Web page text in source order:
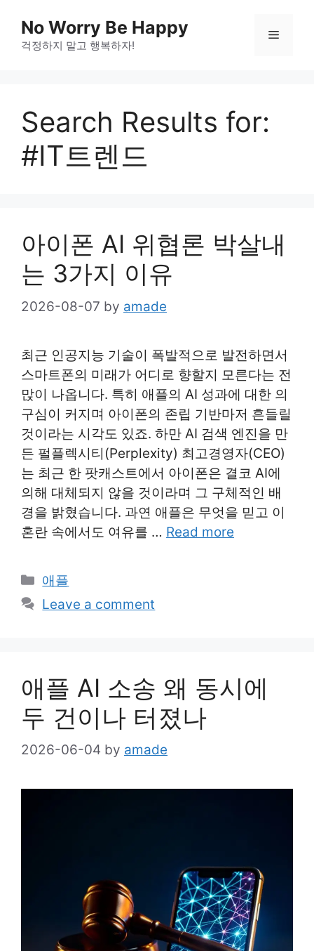
content
No Worry Be Happy
걱정하지 말고 행복하자!
Menu
Search Results for:
#IT트렌드
아이폰 AI 위협론 박살내
는 3가지 이유
2026-08-07 by amade
최근 인공지능 기술이 폭발적으로 발전하면서
스마트폰의 미래가 어디로 향할지 모른다는 전
맍이 나옵니다. 특히 애플의 AI 성과에 대한 의
구심이 커지며 아이폰의 존립 기반마저 흔들릴
것이라는 시각도 있죠. 하만 AI 검색 엔진을 만
든 펄플렉시티(Perplexity) 최고경영자(CEO)
는 최근 한 팟캐스트에서 아이폰은 결코 AI에
의해 대체되지 않을 것이라며 그 구체적인 배
경을 밝혔습니다. 과연 애플은 무엇을 믿고 이
혼란 속에서도 여유를 … Read more
Categories
애플
Leave a comment
애플 AI 소송 왜 동시에
두 건이나 터졌나
2026-06-04 by amade